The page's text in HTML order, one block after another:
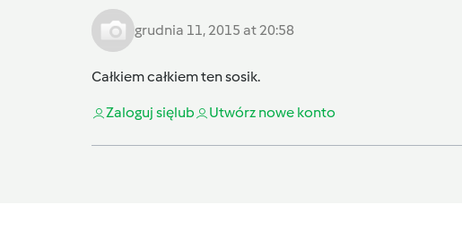
grudnia 11, 2015 at 20:58
Całkiem całkiem ten sosik.
Zaloguj sięlub Utwórz nowe konto